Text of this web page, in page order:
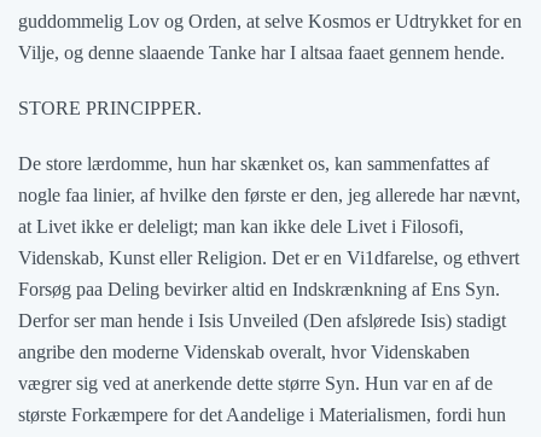
guddommelig Lov og Orden, at selve Kosmos er Udtrykket for en
Vilje, og denne slaaende Tanke har I altsaa faaet gennem hende.
STORE PRINCIPPER.
De store lærdomme, hun har skænket os, kan sammenfattes af
nogle faa linier, af hvilke den første er den, jeg allerede har nævnt,
at Livet ikke er deleligt; man kan ikke dele Livet i Filosofi,
Videnskab, Kunst eller Religion. Det er en Vi1dfarelse, og ethvert
Forsøg paa Deling bevirker altid en Indskrænkning af Ens Syn.
Derfor ser man hende i Isis Unveiled (Den afslørede Isis) stadigt
angribe den moderne Videnskab overalt, hvor Videnskaben
vægrer sig ved at anerkende dette større Syn. Hun var en af de
største Forkæmpere for det Aandelige i Materialismen, fordi hun